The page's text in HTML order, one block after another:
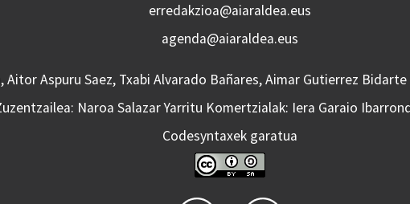
erredakzioa@aiaraldea.eus
agenda@aiaraldea.eus
Aitor Aspuru Saez, Txabi Alvarado Bañares, Aimar Gutierrez
Naroa Salazar Yarritu Komertzialak: Iera Garaio
Codesyntaxek garatua